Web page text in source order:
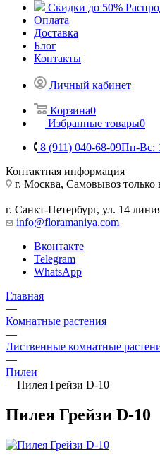
Скидки до 50%
Оплата
Доставка
Блог
Контакты
Личный кабинет
Корзина0
Избранные товары0
8 (911) 040-68-09Пн-Вс:
Контактная информация
г. Москва, Самовывоз только
г. Санкт-Петербург, ул. 14
info@floramaniya.com
Вконтакте
Telegram
WhatsApp
Главная
—
Комнатные растения
—
Лиственные комнатные
—
Пилеи
—Пилея Грейзи D-10
Пилея Грейзи D-10